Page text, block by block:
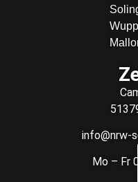
info@nrw-
Mo – Fr